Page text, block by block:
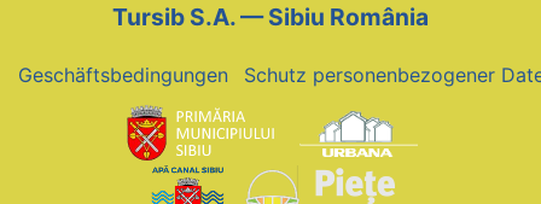
Tursib S.A. — Sibiu România
Geschäftsbedingungen Schutz personenbezogener